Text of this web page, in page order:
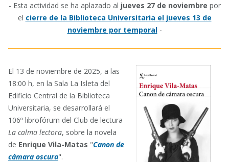
- Esta actividad se ha aplazado al jueves 27 de noviembre por
el cierre de la Biblioteca Universitaria el jueves 13 de
noviembre por temporal-
El 13 de noviembre de 2025, a las
18:00 h, en la Sala La Isleta del
Edificio Central de la Biblioteca
Universitaria, se desarrollará el
106º librofórum del Club de lectura
La calma lectora, sobre la novela
de Enrique Vila-Matas "Canon de
cámara oscura".